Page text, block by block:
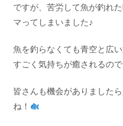
ですが、苦労して魚が釣れ
マってしまいました♪
魚を釣らなくても青空と広
すごく気持ちが癒されるので
皆さんも機会がありました
ね！